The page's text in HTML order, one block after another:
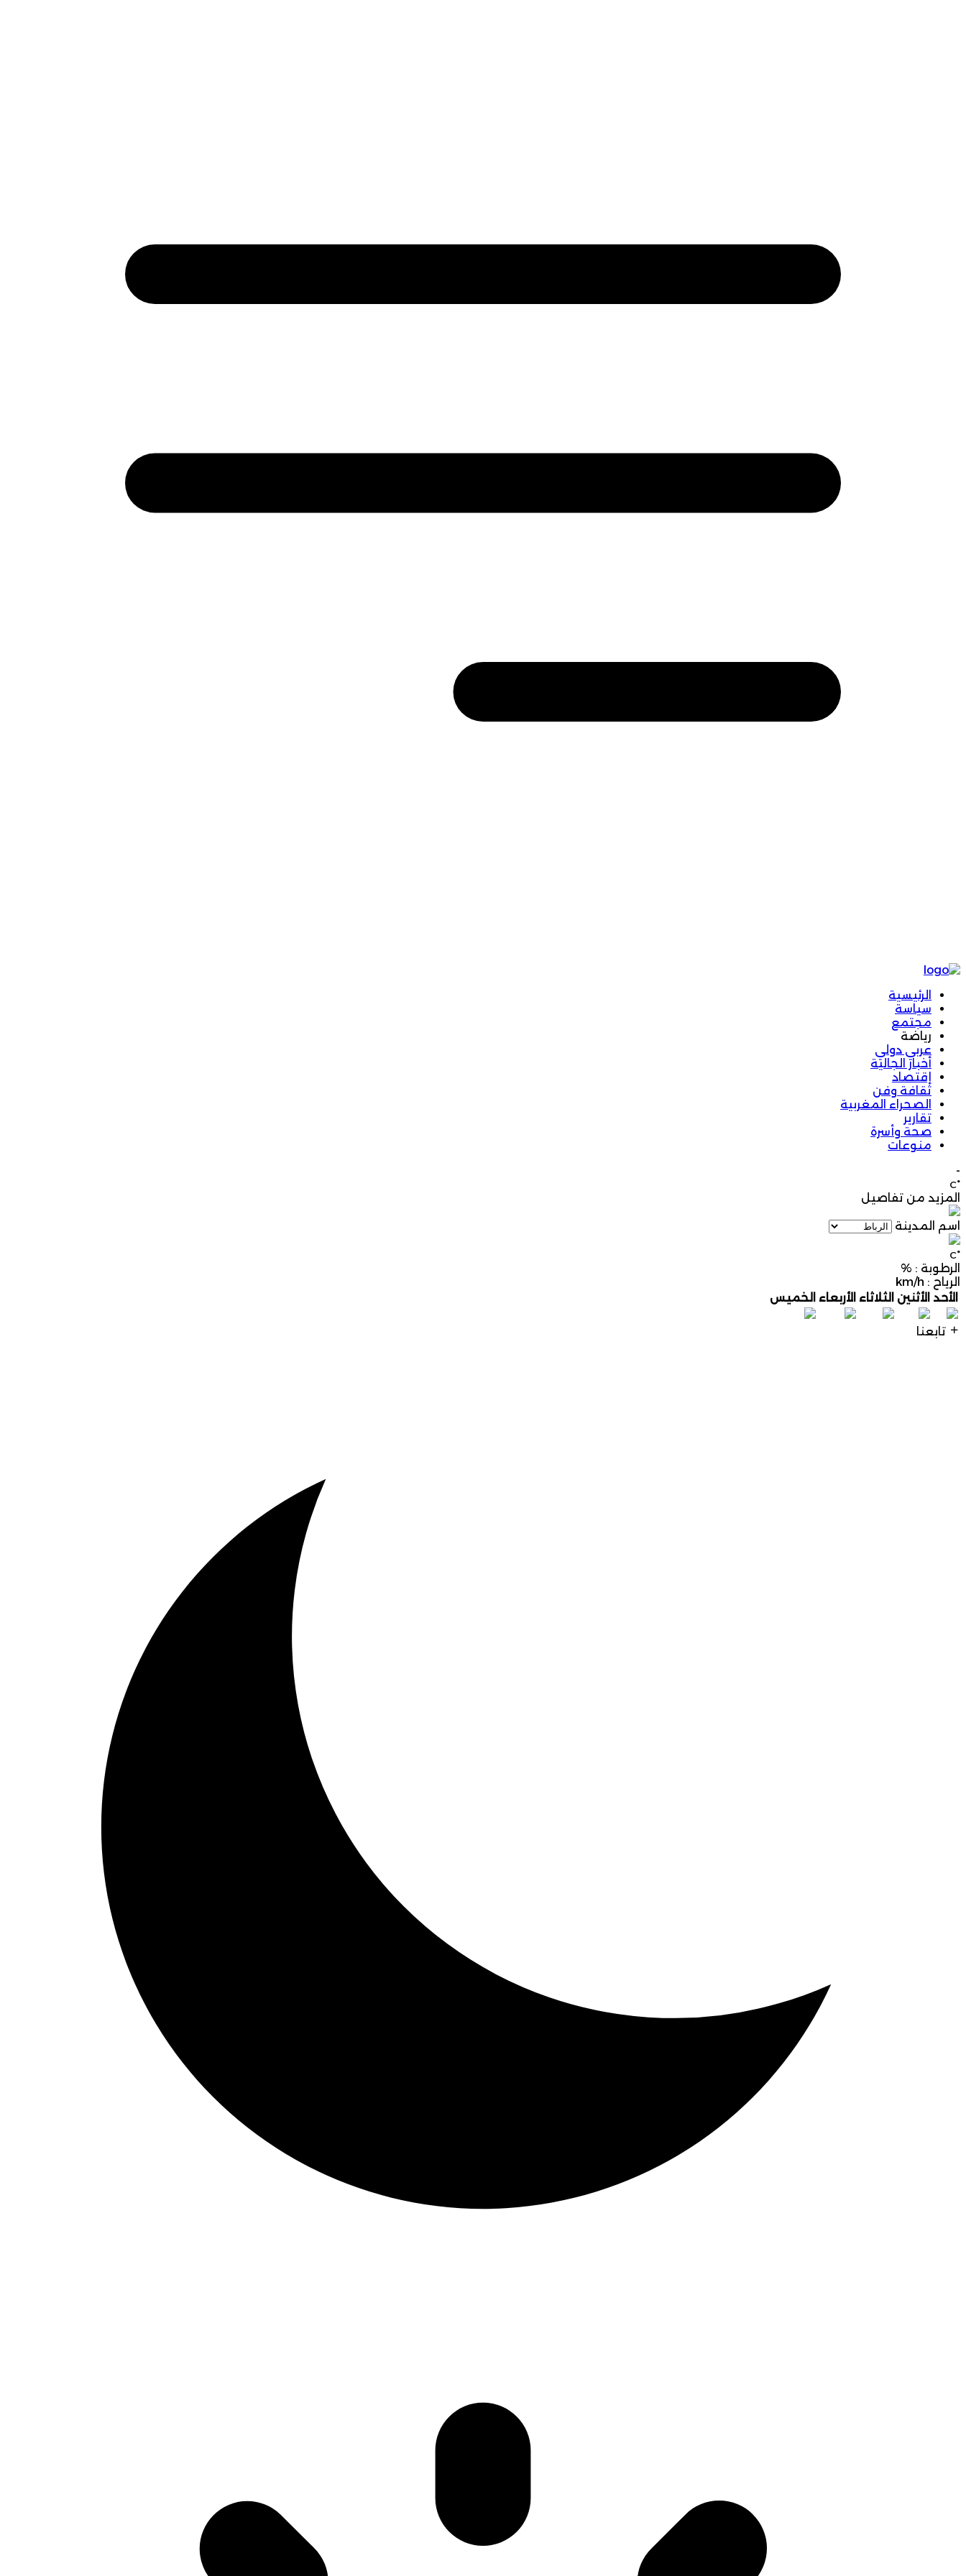
الرئيسية
سياسة
مجتمع
رياضة
عربي دولي
أخبار الجالية
إقتصاد
ثقافة وفن
الصحراء المغربية
تقارير
صحة وأسرة
منوعات
-
°C
المزيد من تفاصيل
اسم المدينة
°C
الرطوبة : %
الرياح : km/h
الأحد الأثنين الثلاثاء الأربعاء الخميس
تابعنا